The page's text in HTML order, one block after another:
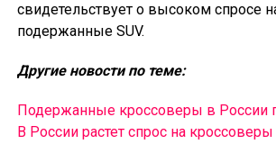
свидетельствует о высоком спросе
подержанные SUV.
Другие новости по теме:
Подержанные кроссоверы в России
В России растет спрос на кроссоверы